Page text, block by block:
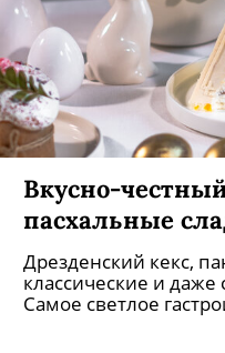
Вкусно-
пасхальные
Дрезденский кекс,
классические и
Самое светлое